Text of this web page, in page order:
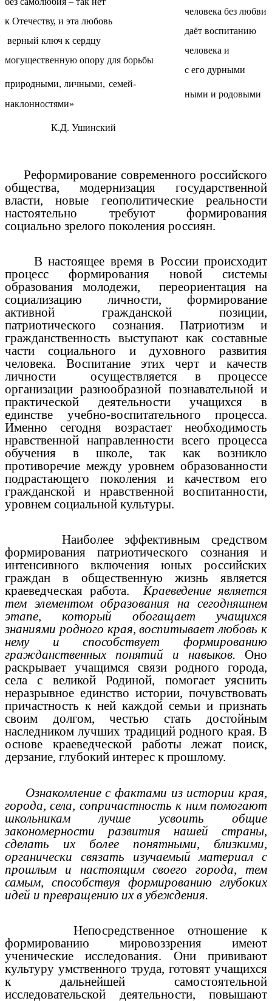
человека без любви
к Отечеству, и эта любовь
даёт воспитанию
верный ключ к сердцу
человека и
могущественную опору для борьбы
с его дурными
природными, личными, семей-
ными и родовыми
наклонностями»
К.Д. Ушинский
Реформирование современного российского
общества, модернизация государственной
власти, новые геополитические реальности
настоятельно требуют формирования
социально зрелого поколения россиян.
В настоящее время в России происходит
процесс формирования новой системы
образования молодежи, переориентация на
социализацию личности, формирование
активной гражданской позиции,
патриотического сознания. Патриотизм и
гражданственность выступают как составные
части социального и духовного развития
человека. Воспитание этих черт и качеств
личности осуществляется в процессе
организации разнообразной познавательной и
практической деятельности учащихся в
единстве учебно-воспитательного процесса.
Именно сегодня возрастает необходимость
нравственной направленности всего процесса
обучения в школе, так как возникло
противоречие между уровнем образованности
подрастающего поколения и качеством его
гражданской и нравственной воспитанности,
уровнем социальной культуры.
Наиболее эффективным средством
формирования патриотического сознания и
интенсивного включения юных российских
граждан в общественную жизнь является
краеведческая работа.Краеведение является
тем элементом образования на сегодняшнем
этапе, который обогащает учащихся
знаниями родного края, воспитывает любовь к
нему и способствует формированию
гражданственных понятий и навыков. Оно
раскрывает учащимся связи родного города,
села с великой Родиной, помогает уяснить
неразрывное единство истории, почувствовать
причастность к ней каждой семьи и признать
своим долгом, честью стать достойным
наследником лучших традиций родного края. В
основе краеведческой работы лежат поиск,
дерзание, глубокий интерес к прошлому.
Ознакомление с фактами из истории края,
города, села, сопричастность к ним помогают
школьникам лучше усвоить общие
закономерности развития нашей страны,
сделать их более понятными, близкими,
органически связать изучаемый материал с
прошлым и настоящим своего города, тем
самым, способствуя формированию глубоких
идей и превращению их в убеждения.
Непосредственное отношение к
формированию мировоззрения имеют
ученические исследования. Они прививают
культуру умственного труда, готовят учащихся
к дальнейшей самостоятельной
исследовательской деятельности, повышают